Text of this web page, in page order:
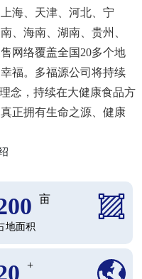
、天津、河北、宁
、海南、湖南、贵州、
销售网络覆盖全国20多个地
福。多福源公司将持续
念，持续在大健康食品方
正拥有生命之源、健康
亩
地面积
+